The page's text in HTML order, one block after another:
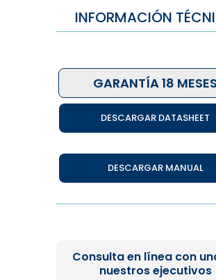
INFORMACIÓN
GARANTÍA 18 MESES
DESCARGAR DATASHEET
DESCARGAR MANUAL
Consulta en línea con
nuestros ejecutivos